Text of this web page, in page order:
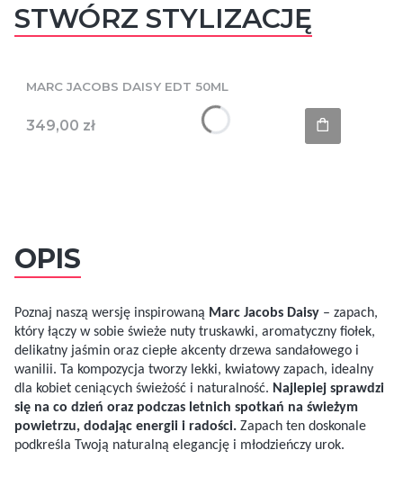
STWÓRZ STYLIZACJĘ
MARC JACOBS DAISY EDT 50ML
Cena
349,00 zł
OPIS
Poznaj naszą wersję inspirowaną Marc Jacobs Daisy – zapach,
który łączy w sobie świeże nuty truskawki, aromatyczny fiołek,
delikatny jaśmin oraz ciepłe akcenty drzewa sandałowego i
wanilii. Ta kompozycja tworzy lekki, kwiatowy zapach, idealny
dla kobiet ceniących świeżość i naturalność. Najlepiej sprawdzi
się na co dzień oraz podczas letnich spotkań na świeżym
powietrzu, dodając energii i radości. Zapach ten doskonale
podkreśla Twoją naturalną elegancję i młodzieńczy urok.